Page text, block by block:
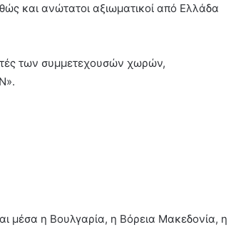
και ανώτατοι αξιωματικοί από Ελλάδα
των συμμετεχουσών χωρών,
μέσα η Βουλγαρία, η Βόρεια Μακεδονία, η